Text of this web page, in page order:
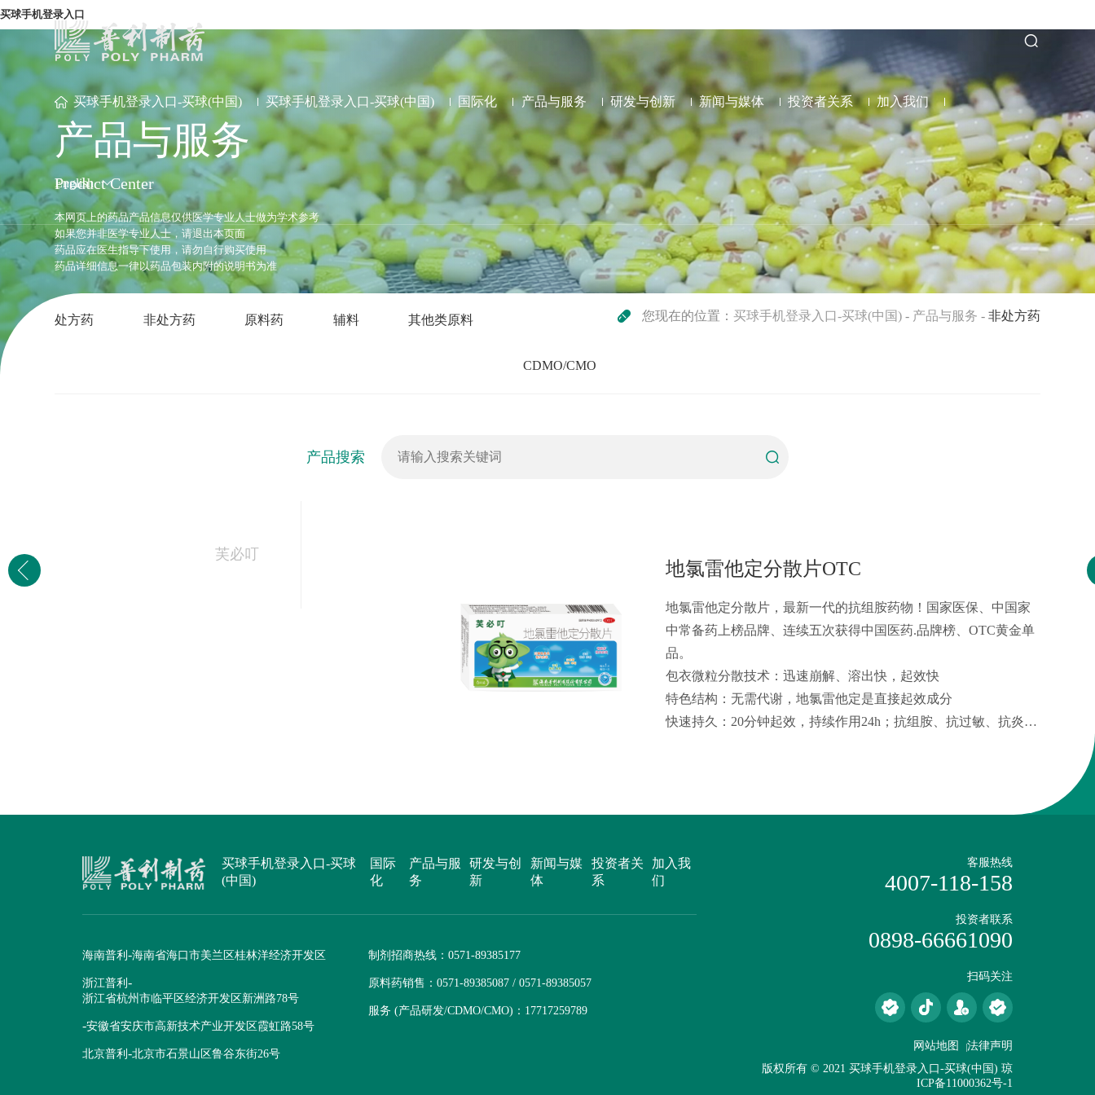
买球手机登录入口
买球手机登录入口-买球(中国) 买球手机登录入口-买球(中国) 国际化 产品与服务 研发与创新 新闻与媒体 投资者关系 加入我们
English
产品与服务
Product Center
本网页上的药品产品信息仅供医学专业人士做为学术参考
如果您并非医学专业人士，请退出本页面
药品应在医生指导下使用，请勿自行购买使用
药品详细信息一律以药品包装内附的说明书为准
您现在的位置： 买球手机登录入口-买球(中国)- 产品与服务 - 非处方药
处方药 非处方药 原料药 辅料 其他类原料
CDMO/CMO
产品搜索
芙必叮
地氯雷他定分散片OTC
地氯雷他定分散片，最新一代的抗组胺药物！国家医保、中国家
中常备药上榜品牌、连续五次获得中国医药.品牌榜、OTC黄金单
品。
包衣微粒分散技术：迅速崩解、溶出快，起效快
特色结构：无需代谢，地氯雷他定是直接起效成分
快速持久：20分钟起效，持续作用24h；抗组胺、抗过敏、抗炎多
买球手机登录入口-买球
(中国)
国际
化
产品与服
务
研发与创
新
新闻与媒
体
投资者关
系
加入我
们
海南普利 -海南省海口市美兰区桂林洋经济开发区
浙江普利 -
浙江省杭州市临平区经济开发区新洲路78号
-安徽省安庆市高新技术产业开发区霞虹路58号
北京普利 -北京市石景山区鲁谷东街26号
制剂招商热线：0571-89385177
原料药销售：0571-89385087 / 0571-89385057
服务 (产品研发/CDMO/CMO)： 17717259789
客服热线
4007-118-158
投资者联系
0898-66661090
扫码关注
网站地图
法律声明
版权所有 © 2021 买球手机登录入口-买球(中国)琼
ICP备11000362号-1